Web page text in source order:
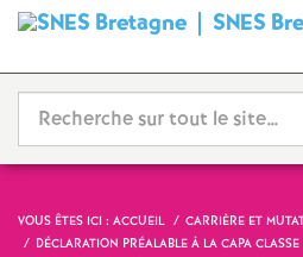
SNES
VOUS ÊTES ICI : ACCUEIL
CARRIÈRE ET
DÉCLARATION PRÉALABLE À LA CAPA